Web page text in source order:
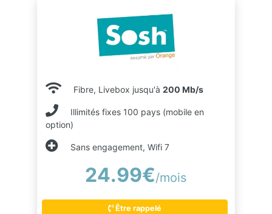
Fibre, Livebox jusqu'à 200 Mb/s
Illimités fixes 100 pays (mobile en
option)
Sans engagement, Wifi 7
24.99€/mois
Être rappelé